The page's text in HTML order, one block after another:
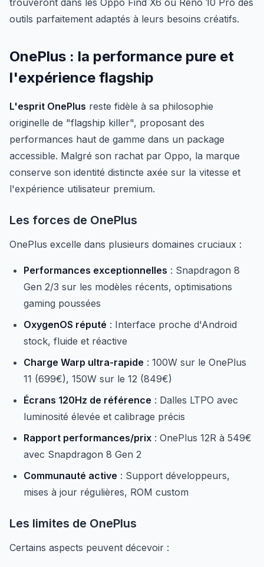
trouveront dans les Oppo Find X6 ou Reno 10 Pro des
outils parfaitement adaptés à leurs besoins créatifs.
OnePlus : la performance pure et
l'expérience flagship
L'esprit OnePlus reste fidèle à sa philosophie
originelle de "flagship killer", proposant des
performances haut de gamme dans un package
accessible. Malgré son rachat par Oppo, la marque
conserve son identité distincte axée sur la vitesse et
l'expérience utilisateur premium.
Les forces de OnePlus
OnePlus excelle dans plusieurs domaines cruciaux :
Performances exceptionnelles : Snapdragon 8
Gen 2/3 sur les modèles récents, optimisations
gaming poussées
OxygenOS réputé : Interface proche d'Android
stock, fluide et réactive
Charge Warp ultra-rapide : 100W sur le OnePlus
11 (699€), 150W sur le 12 (849€)
Écrans 120Hz de référence : Dalles LTPO avec
luminosité élevée et calibrage précis
Rapport performances/prix : OnePlus 12R à 549€
avec Snapdragon 8 Gen 2
Communauté active : Support développeurs,
mises à jour régulières, ROM custom
Les limites de OnePlus
Certains aspects peuvent décevoir :